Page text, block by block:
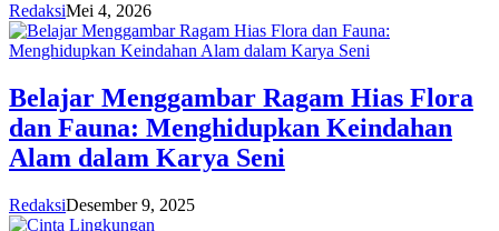
RedaksiMei 4, 2026
Belajar Menggambar Ragam Hias Flora
dan Fauna: Menghidupkan Keindahan
Alam dalam Karya Seni
RedaksiDesember 9, 2025